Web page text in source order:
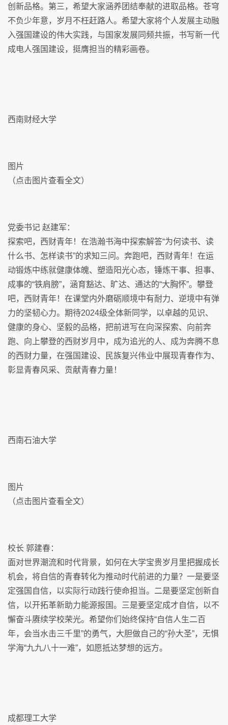
创新品格。第三，希望大家涵养团结奉献的进取品格。苍穹
不负少年意，岁月不枉赶路人。希望大家将个人发展主动融
入强国建设的伟大实践，与国家发展同频共振，书写新一代
成电人强国建设，挺膺担当的精彩画卷。
西南财经大学
图片
（点击图片查看全文）
党委书记 赵建军：
探索吧，西财青年！在浩瀚书海中探索解答“为何读书、读
什么书、怎样读书”的求知三问。奔跑吧，西财青年！在运
动锻炼中练就健康体魄、塑造阳光心态，锤炼干事、担事、
成事的“铁肩膀”，涵育豁达、旷达、通达的“大胸怀”。攀登
吧，西财青年！在课堂内外磨砺顺境中有耐力、逆境中有弹
力的坚韧心力。期待2024级全体新同学，以卓越的见识、
健康的身心、坚毅的品格，把前进写在向深探索、向前奔
跑、向上攀登的西财岁月中，成为追光的人、成为奔腾不息
的西财力量，在强国建设、民族复兴伟业中展现青春作为、
彰显青春风采、贡献青春力量！
西南石油大学
图片
（点击图片查看全文）
校长 郭建春：
面对世界潮流和时代背景，如何在大学宝贵岁月里把握成长
机会，将自信的青春转化为推动时代前进的力量？一是要坚
定强国自信，以实际行动践行使命担当。二是要坚定创新自
信，以开拓革新助力能源报国。三是要坚定成才自信，以不
懈奋斗赓续学校荣光。希望你们始终保持“自信人生二百
年，会当水击三千里”的勇气，大胆做自己的“孙大圣”，无惧
学海“九九八十一难”，如愿抵达梦想的远方。
成都理工大学